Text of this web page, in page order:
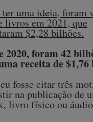
ter uma ideia, foram
livros em 2021, que
$2,28 bilhões.
2020, foram 42
receita de $1,76
fosse citar três
na publicação de
livro físico ou